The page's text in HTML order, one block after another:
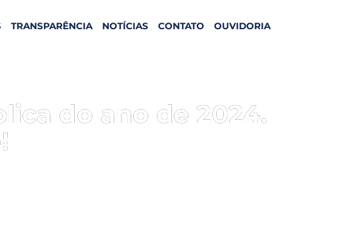
TRANSPARÊNCIA NOTÍCIAS CONTATO OUVIDORIA
do ano de 2024.